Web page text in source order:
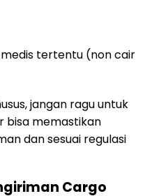
tertentu (non cair
jangan ragu untuk
bisa memastikan
dan sesuai regulasi
Cargo